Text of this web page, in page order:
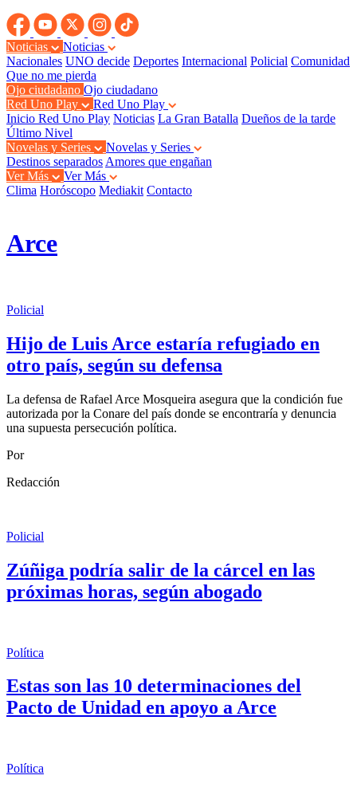
Noticias
Noticias
Nacionales UNO decide Deportes Internacional Policial Comunidad
Que no me pierda
Ojo ciudadano Ojo ciudadano
Red Uno Play
Red Uno Play
Inicio Red Uno Play Noticias La Gran Batalla Dueños de la tarde
Último Nivel
Novelas y Series
Novelas y Series
Destinos separados Amores que engañan
Ver Más
Ver Más
Clima Horóscopo Mediakit Contacto
Arce
Policial
Hijo de Luis Arce estaría refugiado en
otro país, según su defensa
La defensa de Rafael Arce Mosqueira asegura que la condición fue
autorizada por la Conare del país donde se encontraría y denuncia
una supuesta persecución política.
Por
Redacción
Policial
Zúñiga podría salir de la cárcel en las
próximas horas, según abogado
Política
Estas son las 10 determinaciones del
Pacto de Unidad en apoyo a Arce
Política